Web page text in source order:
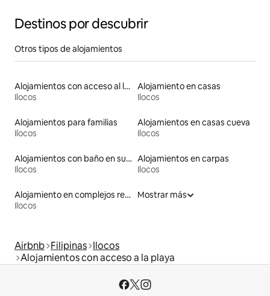
Destinos por descubrir
Otros tipos de alojamientos
Alojamientos con acceso al lago
Ilocos
Alojamiento en casas
Ilocos
Alojamientos para familias
Ilocos
Alojamientos en casas cueva
Ilocos
Alojamientos con baño en suite
Ilocos
Alojamientos en carpas
Ilocos
Alojamiento en complejos residenciales
Ilocos
Mostrar más
Airbnb Filipinas Ilocos
Alojamientos con acceso a la playa